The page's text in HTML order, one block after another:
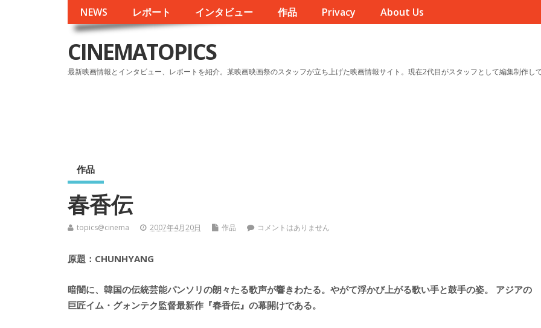
NEWS レポート インタビュー 作品 Privacy About Us
CINEMATOPICS
最新映画情報とインタビュー、レポートを紹介。某映画映画祭のスタッフが立ち上げた映画情報サイト。現在2代目がスタッフとして編集制作して
作品
春香伝
topics@cinema 2007年4月20日 作品 コメントはありません
原題：CHUNHYANG
暗闇に、韓国の伝統芸能パンソリの朗々たる歌声が響きわたる。やがて浮かび上がる歌い手と鼓手の姿。 アジアの
巨匠イム・グォンテク監督最新作『春香伝』の幕開けである。